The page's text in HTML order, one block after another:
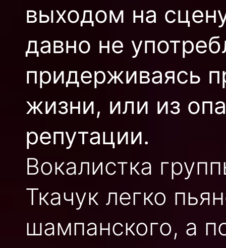
выходом на
давно не
придерживаясь
жизни, или из
репутации.
Вокалистка
Ткачук легко
шампанского, а